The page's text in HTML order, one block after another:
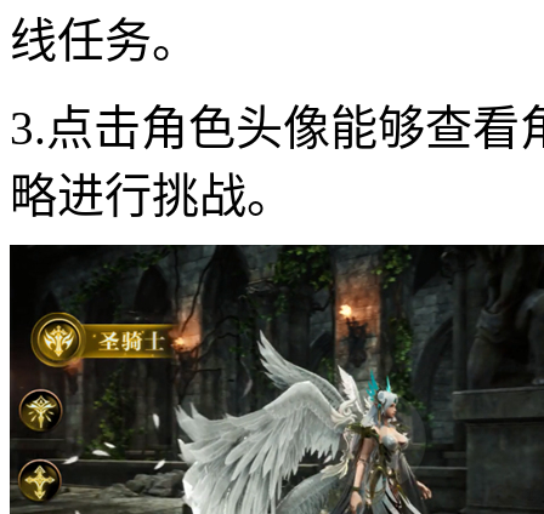
线任务。
3.点击角色头像能够查
略进行挑战。